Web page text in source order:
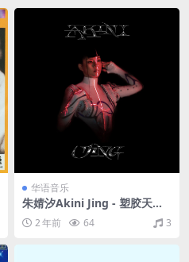
华语音乐
朱婧汐Akini Jing - 塑胶天堂
（2020/FLAC/分轨/337M）
2 年前 64 3